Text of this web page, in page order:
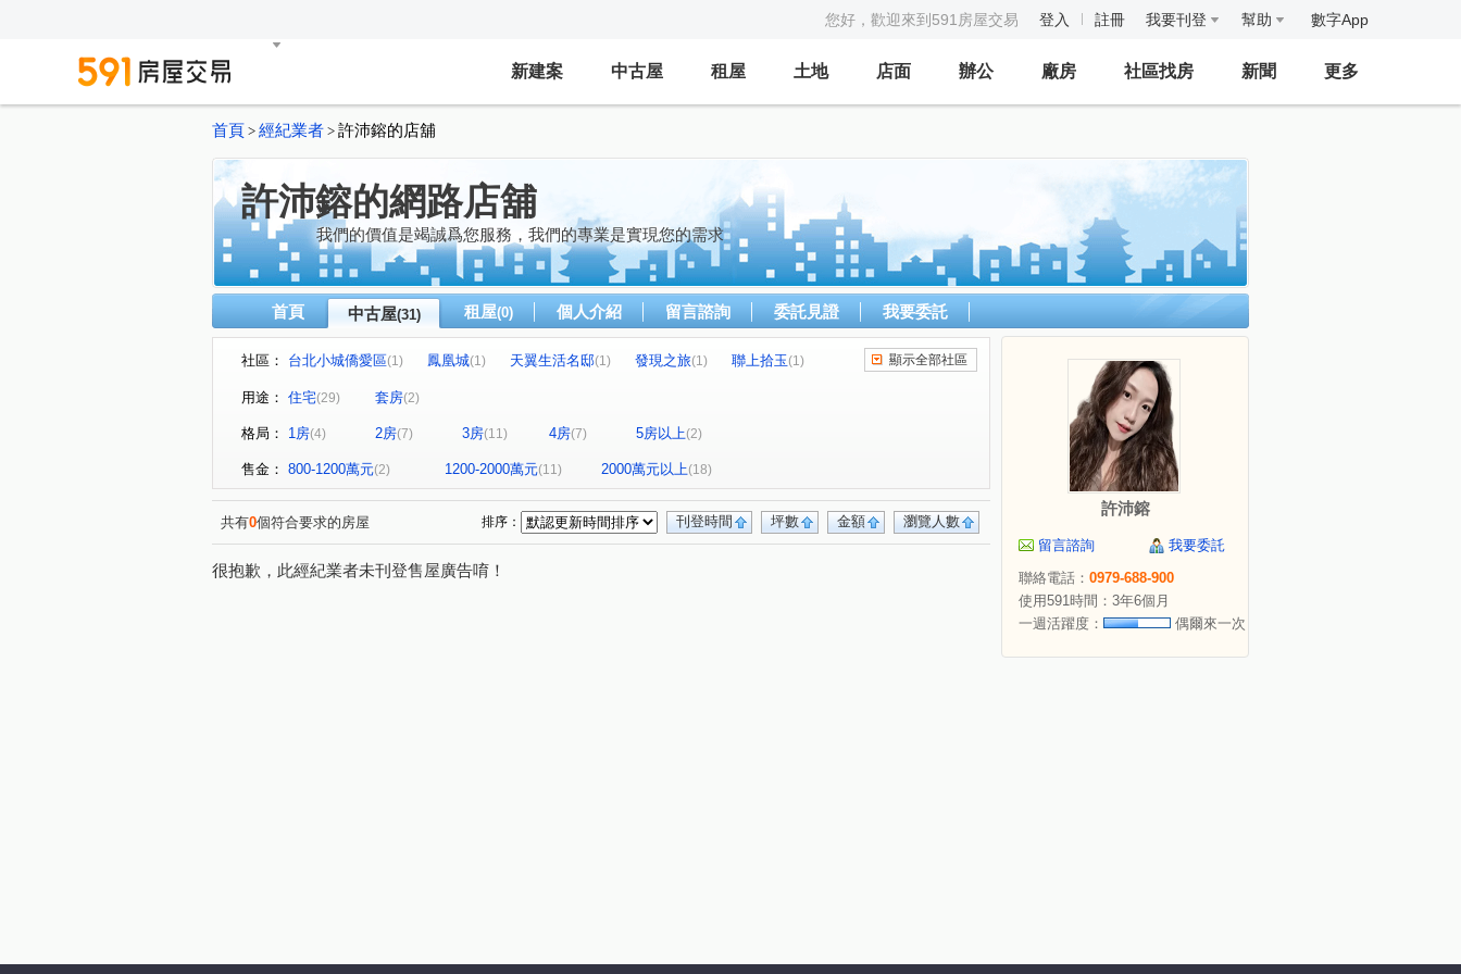
您好，歡迎來到591房屋交易 登入 註冊 我要刊登 幫助 數字App
新建案 中古屋 租屋 土地 店面 辦公 廠房 社區找房 新聞 更多
首頁 > 經紀業者 > 許沛鎔的店舖
許沛鎔的網路店舖
我們的價值是竭誠爲您服務，我們的專業是實現您的需求
首頁 中古屋(31) 租屋(0) 個人介紹 留言諮詢 委託見證 我要委託
社區： 台北小城僑愛區(1) 鳳凰城(1) 天翼生活名邸(1) 發現之旅(1) 聯上拾玉(1)
文學名住 春池吉品
敦南花園別墅區(1) 政大水秀(1) 沐極(1) (1) 園上園
美麗國幸福特區(1) 和風集(1) 湯泉美地 僑愛七路(1) 圓通路
民族路(1) 辛亥路六段(1) 永新街(1) 木柵路一段(1) 寶宏路(1)
中興路一段(1) 寶慶街(1) 文化路(1) 育英街(1) 安忠路(1)
辛亥路七段(1) 下崙路(1) 和興路(1) 景興路(1) 永樂街(1) 寶橋路(1)
中興路二段(2) 福興路 (2) 新店路
顯示全部社區
用途： 住宅(29) 套房(2)
格局： 1房(4) 2房(7) 3房(11) 4房(7) 5房以上(2)
售金： 800-1200萬元(2) 1200-2000萬元(11) 2000萬元以上(18)
共有0個符合要求的房屋 瀏覽人數
金額
坪數
刊登時間
排序：
很抱歉，此經紀業者未刊登售屋廣告唷！
許沛鎔
留言諮詢
我要委託
聯絡電話： 0979-688-900
使用591時間：3年6個月
一週活躍度：
偶爾來一次